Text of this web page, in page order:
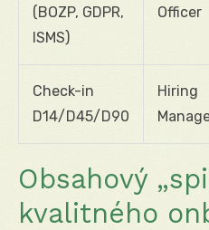
(BOZP, GDPR,
ISMS)
Officer
Check-in
D14/D45/D90
Hiring
Obsahový
kvalitného